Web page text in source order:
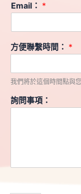
Email： *
方便聯繫時間： *
我們將於這個時間點與
詢問事項：